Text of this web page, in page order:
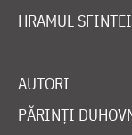
HRAMUL
AUTORI
PĂRINȚI